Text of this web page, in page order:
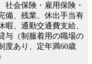
社会保険・雇用保険・
備、残業、休出手当有
暇、通勤交通費支給、
与（制服着用の職場の
度あり、定年満60歳